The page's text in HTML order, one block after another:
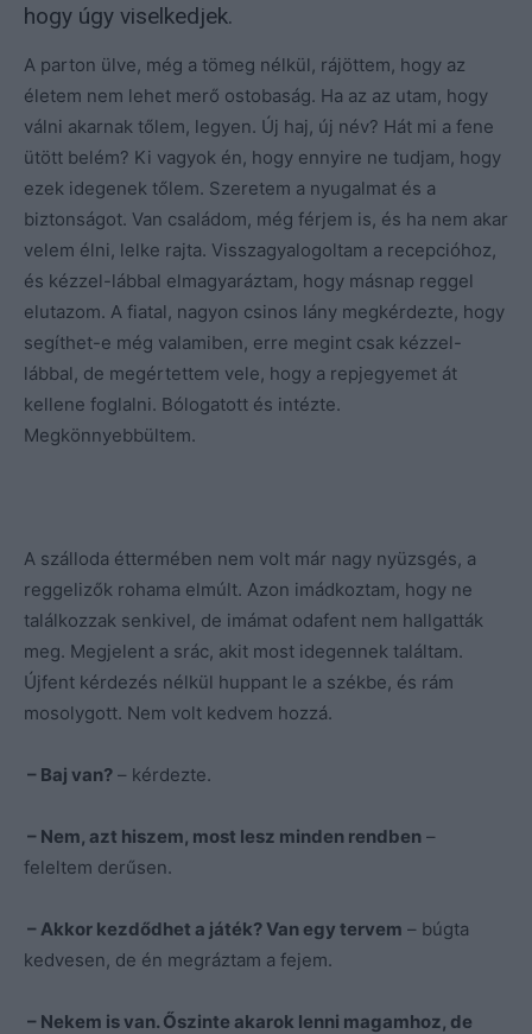
hogy úgy viselkedjek.
A parton ülve, még a tömeg nélkül, rájöttem, hogy az
életem nem lehet merő ostobaság. Ha az az utam, hogy
válni akarnak tőlem, legyen. Új haj, új név? Hát mi a fene
ütött belém? Ki vagyok én, hogy ennyire ne tudjam, hogy
ezek idegenek tőlem. Szeretem a nyugalmat és a
biztonságot. Van családom, még férjem is, és ha nem akar
velem élni, lelke rajta. Visszagyalogoltam a recepcióhoz,
és kézzel-lábbal elmagyaráztam, hogy másnap reggel
elutazom. A fiatal, nagyon csinos lány megkérdezte, hogy
segíthet-e még valamiben, erre megint csak kézzel-
lábbal, de megértettem vele, hogy a repjegyemet át
kellene foglalni. Bólogatott és intézte.
Megkönnyebbültem.
A szálloda éttermében nem volt már nagy nyüzsgés, a
reggelizők rohama elmúlt. Azon imádkoztam, hogy ne
találkozzak senkivel, de imámat odafent nem hallgatták
meg. Megjelent a srác, akit most idegennek találtam.
Újfent kérdezés nélkül huppant le a székbe, és rám
mosolygott. Nem volt kedvem hozzá.
– Baj van? – kérdezte.
– Nem, azt hiszem, most lesz minden rendben –
feleltem derűsen.
– Akkor kezdődhet a játék? Van egy tervem – búgta
kedvesen, de én megráztam a fejem.
– Nekem is van. Őszinte akarok lenni magamhoz, de